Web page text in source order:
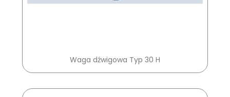
Waga dźwigowa Typ 30 H